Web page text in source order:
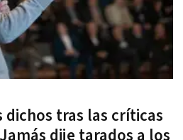
dichos tras las críticas
dije tarados a los